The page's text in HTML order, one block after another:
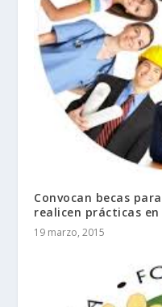
Convocan becas
realicen prácticas en
19 marzo, 2015